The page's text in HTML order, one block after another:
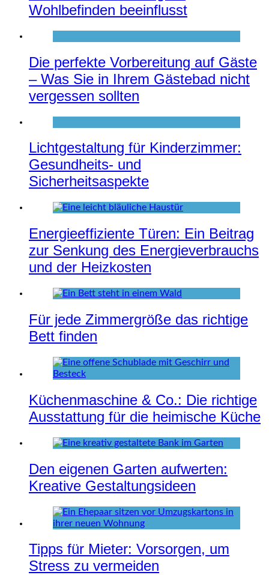
Wohlbefinden beeinflusst
Die perfekte Vorbereitung auf Gäste
– Was Sie in Ihrem Gästebad nicht
vergessen sollten
Lichtgestaltung für Kinderzimmer:
Gesundheits- und
Sicherheitsaspekte
Energieeffiziente Türen: Ein Beitrag
zur Senkung des Energieverbrauchs
und der Heizkosten
Für jede Zimmergröße das richtige
Bett finden
Küchenmaschine & Co.: Die richtige
Ausstattung für die heimische Küche
Den eigenen Garten aufwerten:
Kreative Gestaltungsideen
Tipps für Mieter: Vorsorgen, um
Stress zu vermeiden